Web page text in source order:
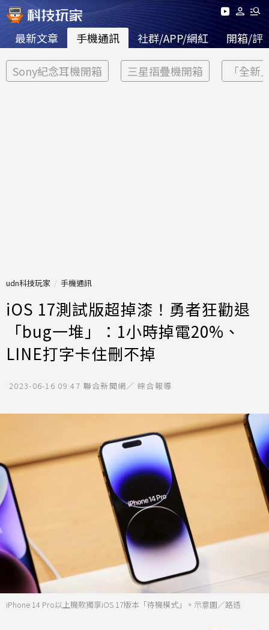
最新文章 手機通訊 社群/APP/網紅 開箱/評
Sony紀念耳機開箱 三星摺疊機開箱 「全新
udn科技玩家 手機通訊
iOS 17測試版超掉漆！勇者狂勸退
「bug一堆」：1小時掉電20%、
LINE打字卡住刪不掉
2023-06-16 09:47 聯合新聞網／ 綜合報導
iPhone 14 Pro以上機款獨享iOS 17版本「待機模式」。示意圖／路透